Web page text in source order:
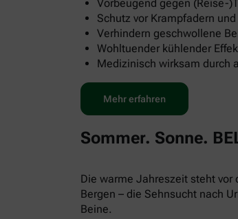
Vorbeugend gegen (Reise-
Schutz vor Krampfadern
Verhindern geschwollene
Wohltuender kühlender
Medizinisch wirksam durch
Mehr erfahren
Sommer. Sonne.
Die warme Jahreszeit steht vor
Bergen – die Sehnsucht nach
Beine.